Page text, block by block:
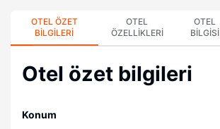
OTEL ÖZET
BILGILERI
OTEL
ÖZELLIKLERI
OTEL
BILGISI
Otel özet bilgileri
Konum